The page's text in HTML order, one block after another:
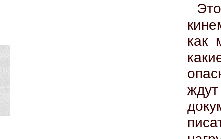
как